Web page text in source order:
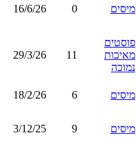
מיסים 0
16/6/26
פוסטים
מאיכות
נמוכה
11
29/3/26
מיסים 6
18/2/26
מיסים 9
3/12/25